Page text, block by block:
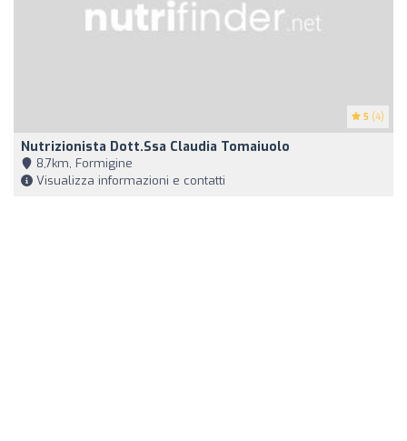
5 (4)
Nutrizionista Dott.ssa Claudia Tomaiuolo
8,7km, Formigine
Visualizza informazioni e contatti